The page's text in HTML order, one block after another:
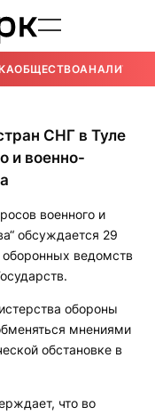
ОБЩЕСТВОАНАЛИТИКА
СНГ в Туле
и военно-
военного и
обсуждается 29
оборонных ведомств
обороны
мнениями
обстановке в
что во